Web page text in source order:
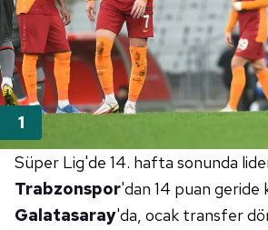
Süper Lig'de 14. hafta sonunda
Trabzonspor'dan 14 puan geride
Galatasaray'da, ocak transfer